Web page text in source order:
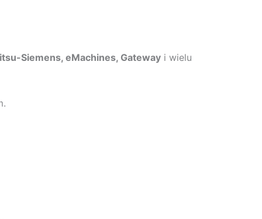
Siemens, eMachines, Gateway i wielu